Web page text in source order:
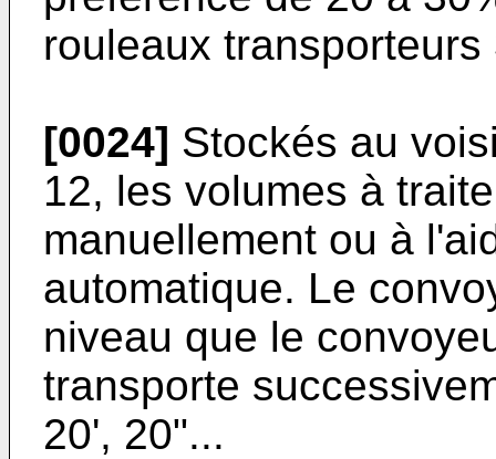
rouleaux transporteurs
[0024] Stockés au
12, les volumes à
manuellement ou à
automatique. Le
niveau que le
transporte
20', 20"...